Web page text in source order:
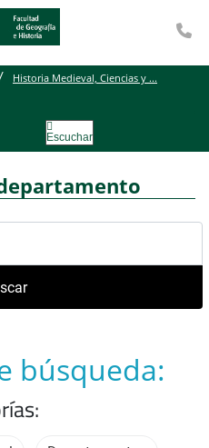
Historia Medieval, Ciencias y ...
Escuchar
búsqueda: